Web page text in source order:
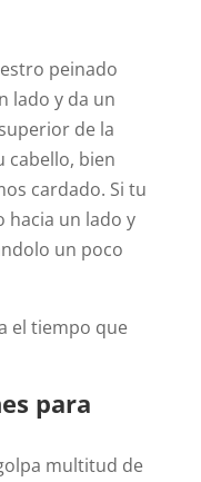
peinado
lado y da un
de la
cabello, bien
cardado. Si tu
hacia un lado y
un poco
el tiempo que
para
multitud de